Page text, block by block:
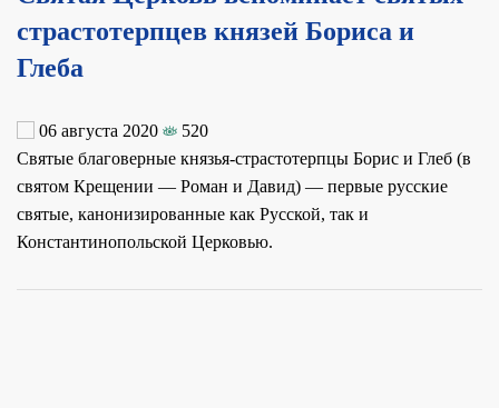
страстотерпцев князей Бориса и
Глеба
06 августа 2020
520
Святые благоверные князья-страстотерпцы Борис и Глеб (в
святом Крещении — Роман и Давид) — первые русские
святые, канонизированные как Русской, так и
Константинопольской Церковью.